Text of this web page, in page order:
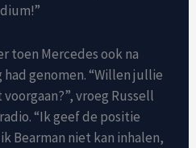
toen Mercedes ook na
had genomen. “Willen jullie
vroeg Russell
“Ik geef de positie
Bearman niet kan inhalen,